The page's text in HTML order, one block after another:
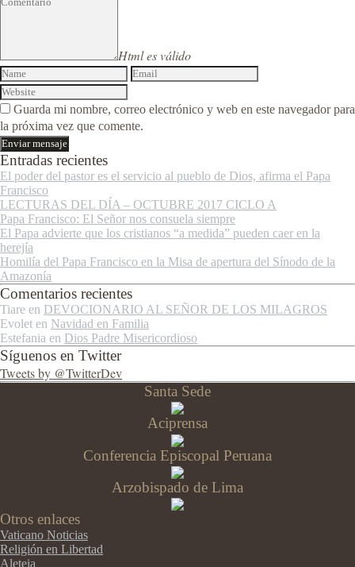
Html es válido
Guarda mi nombre, correo electrónico y web en este navegador para
la próxima vez que comente.
Entradas recientes
El poder del pastor es el servicio al pueblo de Dios, afirma el Papa
Francisco
LECTURAS DEL DÍA – OCTUBRE 2017 CICLO A
Papa Francisco: El Señor nos consuela siempre
El Papa advierte que los cristianos “a medida” pueden caer en la
herejía
Homilía del Papa Francisco en la Misa de apertura del Sínodo de la
Amazonía
Comentarios recientes
Tiare en DEVOCIONARIO AL SEÑOR DE LOS MILAGROS
Evolet en Navidad en Familia
Estefania en Dios Padre Misericordioso
Síguenos en Twitter
Tweets by @TwitterDev
Santa Sede
Aciprensa
Conferencia Episcopal Peruana
Arzobispado de Lima
Otros enlaces
Vaticano Noticias
Religión en Libertad
Aleteia